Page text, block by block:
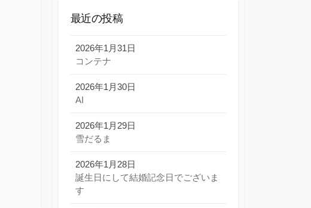
最近の投稿
2026年1月31日
コンテナ
2026年1月30日
AI
2026年1月29日
雪だるま
2026年1月28日
誕生日にして結婚記念日でございま
す